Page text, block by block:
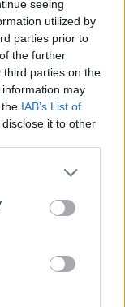
seeing
utilized by
parties prior to
the further
third parties on the
information may
IAB’s List of
it to other
Dvořák
odhalilo staré
dotace